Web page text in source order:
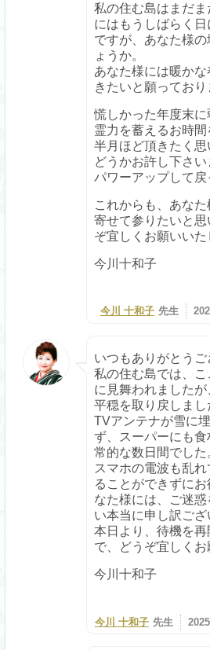
私の住む島はまだ
にはもうしばらく日
ですが、あなた様
ょうか。
あなた様には暖か
きたいと願っており
慌しかった年度末
霊力を蓄えるお時間
半月ほど頂きたく思
どうかお許し下さい
パワーアップして戻
これからも、あな
寄せて参りたいと思
ぞ宜しくお願いいた
今川十和子
今川 十和子 先生
いつもありがとうご
私の住む島では、
に見舞われましたが
平穏を取り戻しまし
TVアンテナが雪に
ず、スーパーにも食
常的な数日間でした
スマホの電波も乱
ることができずに
なた様には、ご迷惑
い本当に申し訳ござ
本日より、待機を
で、どうぞ宜しくお
今川十和子
今川 十和子 先生